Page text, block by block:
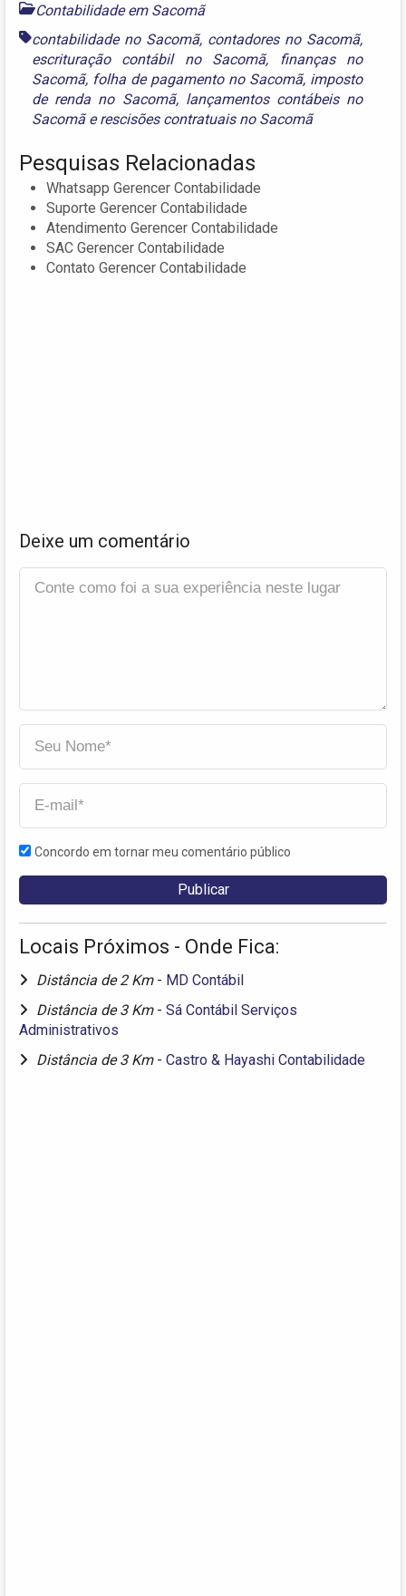
Contabilidade em Sacomã
contabilidade no Sacomã, contadores no Sacomã,
escrituração contábil no Sacomã, finanças no
Sacomã, folha de pagamento no Sacomã, imposto
de renda no Sacomã, lançamentos contábeis no
Sacomãerescisões contratuais no Sacomã
Pesquisas Relacionadas
Whatsapp Gerencer Contabilidade
Suporte Gerencer Contabilidade
Atendimento Gerencer Contabilidade
SAC Gerencer Contabilidade
Contato Gerencer Contabilidade
Deixe um comentário
Concordo em tornar meu comentário público
Locais Próximos - Onde Fica:
Distância de 2 Km - MD Contábil
Distância de 3 Km - Sá Contábil Serviços
Administrativos
Distância de 3 Km - Castro & Hayashi Contabilidade